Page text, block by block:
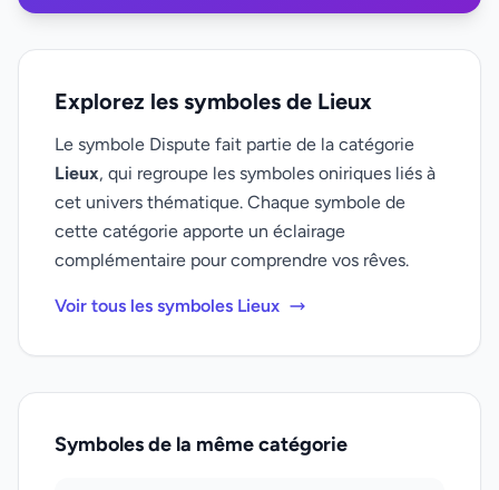
Explorez les symboles de Lieux
Le symbole Dispute fait partie de la catégorie
Lieux, qui regroupe les symboles oniriques liés à
cet univers thématique. Chaque symbole de
cette catégorie apporte un éclairage
complémentaire pour comprendre vos rêves.
Voir tous les symboles Lieux
Symboles de la même catégorie